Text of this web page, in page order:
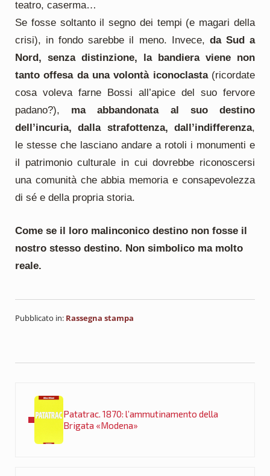
teatro, caserma…
Se fosse soltanto il segno dei tempi (e magari della
crisi), in fondo sarebbe il meno. Invece, da Sud a
Nord, senza distinzione, la bandiera viene non
tanto offesa da una volontà iconoclasta(ricordate
cosa voleva farne Bossi all’apice del suo fervore
padano?), ma abbandonata al suo destino
dell’incuria, dalla strafottenza, dall’indifferenza,
le stesse che lasciano andare a rotoli i monumenti e
il patrimonio culturale in cui dovrebbe riconoscersi
una comunità che abbia memoria e consapevolezza
di sé e della propria storia.
Come se il loro malinconico destino non fosse il
nostro stesso destino. Non simbolico ma molto
reale.
Pubblicato in: Rassegna stampa
Patatrac. 1870: l’ammutinamento della
Brigata «Modena»